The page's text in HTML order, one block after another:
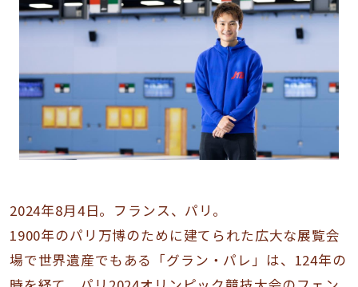
2024年8月4日。フランス、パリ。
1900年のパリ万博のために建てられた広大な展覧会
場で世界遺産でもある「グラン・パレ」は、124年の